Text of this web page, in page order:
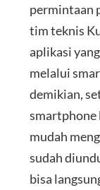
permintaan
tim teknis
aplikasi
melalui
demikian,
smartphone
mudah
sudah
bisa